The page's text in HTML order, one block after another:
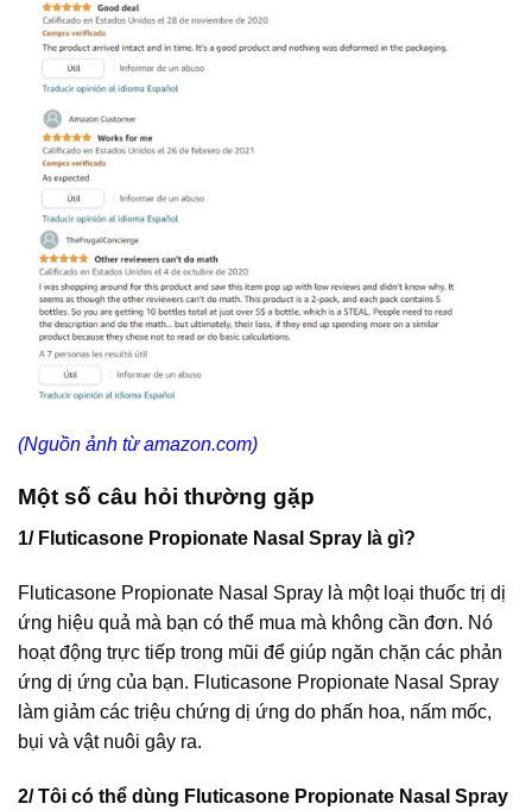
(Nguồn ảnh từ amazon.com)
Một số câu hỏi thường gặp
1/ Fluticasone Propionate Nasal Spray là gì?
Fluticasone Propionate Nasal Spray là một loại thuốc trị dị
ứng hiệu quả mà bạn có thể mua mà không cần đơn. Nó
hoạt động trực tiếp trong mũi để giúp ngăn chặn các phản
ứng dị ứng của bạn. Fluticasone Propionate Nasal Spray
làm giảm các triệu chứng dị ứng do phấn hoa, nấm mốc,
bụi và vật nuôi gây ra.
2/ Tôi có thể dùng Fluticasone Propionate Nasal Spray